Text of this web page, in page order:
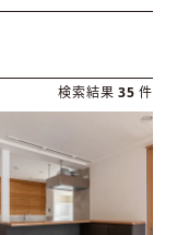
検索結果 35 件